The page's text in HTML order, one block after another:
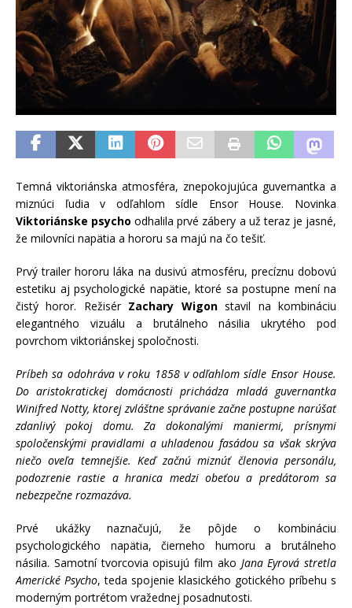
Temná viktoriánska atmosféra, znepokojujúca guvernantka a
miznúci ľudia v odľahlom sídle Ensor House. Novinka
Viktoriánske psycho odhalila prvé zábery a už teraz je jasné,
že milovníci napätia a hororu sa majú na čo tešiť.
Prvý trailer hororu láka na dusivú atmosféru, precíznu dobovú
estetiku aj psychologické napätie, ktoré sa postupne mení na
čistý horor. Režisér Zachary Wigonstavil na kombináciu
elegantného vizuálu a brutálneho násilia ukrytého pod
povrchom viktoriánskej spoločnosti.
Príbeh sa odohráva v roku 1858 v odľahlom sídle Ensor House.
Do aristokratickej domácnosti prichádza mladá guvernantka
Winifred Notty, ktorej zvláštne správanie začne postupne narúšať
zdanlivý pokoj domu. Za dokonalými maniermi, prísnymi
spoločenskými pravidlami a uhladenou fasádou sa však skrýva
niečo oveľa temnejšie. Keď začnú miznúť členovia personálu,
podozrenie rastie a hranica medzi obeťou a predátorom sa
nebezpečne rozmazáva.
Prvé ukážky naznačujú, že pôjde o kombináciu
psychologického napätia, čierneho humoru a brutálneho
násilia. Samotní tvorcovia opisujú film ako Jana Eyrová stretla
Americké Psycho, teda spojenie klasického gotického príbehu s
moderným portrétom vražednej posadnutosti.